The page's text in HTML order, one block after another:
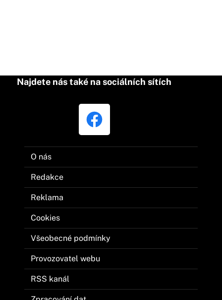
Najdete nás také na sociálních sítích
O nás
Redakce
Reklama
Cookies
Všeobecné podmínky
Provozovatel webu
RSS kanál